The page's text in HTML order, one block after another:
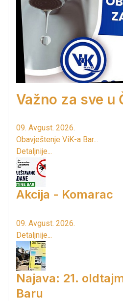
Važno za sve u
09. Avgust. 2026.
Obavještenje ViK-a Bar...
Detaljnije...
Akcija - Komarac
09. Avgust. 2026.
Detaljnije...
Najava: 21.
Baru